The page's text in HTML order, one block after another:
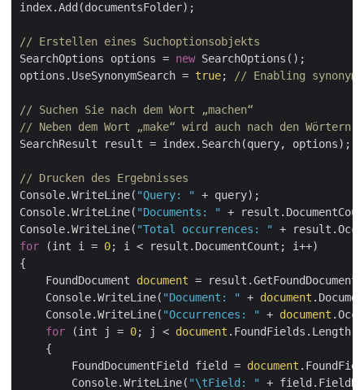
index.Add(documentsFolder);
// Erstellen eines Suchoptionsobjekts
SearchOptions options = new SearchOptions();
options.UseSynonymSearch = true; // Enabling synonym
// Suchen Sie nach dem Wort „machen“
// Neben dem Wort „make“ wird auch nach den
SearchResult result = index.Search(query, options);
// Drucken des Ergebnisses
Console.WriteLine( "Query: "
+ query);
Console.WriteLine( "Documents: "
+
Console.WriteLine( "Total occurrences: "
+
for (int i = 0; i < result.DocumentCount; i++)
{
    FoundDocument
document =
    Console.WriteLine(
"Document: " + document
    Console.WriteLine(
"Occurrences: " + document
for (int j = 0; j < document
    {
        FoundDocumentField field =
document
        Console.WriteLine(
"\tField: "
+